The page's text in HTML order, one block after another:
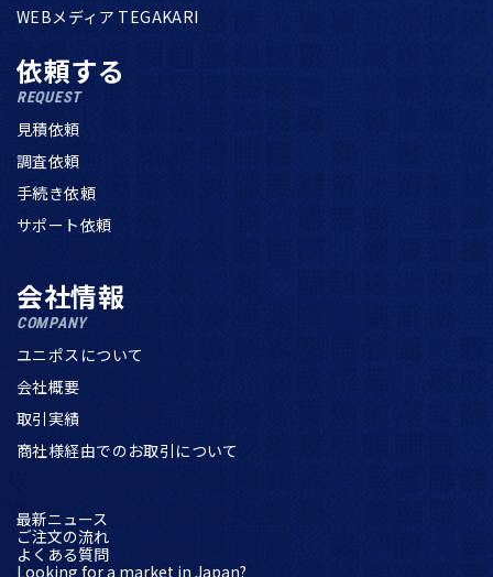
WEBメディア TEGAKARI
依頼する
REQUEST
見積依頼
調査依頼
手続き依頼
サポート依頼
会社情報
COMPANY
ユニポスについて
会社概要
取引実績
商社様経由でのお取引について
最新ニュース
ご注文の流れ
よくある質問
Looking for a market in Japan?